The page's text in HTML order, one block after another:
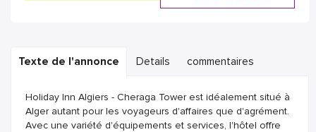
Texte de l'annonce Details commentaires
Holiday Inn Algiers - Cheraga Tower est idéalement situé à
Alger autant pour les voyageurs d'affaires que d'agrément.
Avec une variété d'équipements et services, l'hôtel offre